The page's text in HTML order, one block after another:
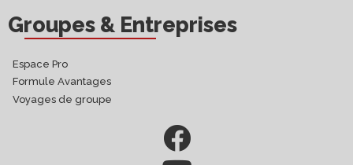
Groupes & Entreprises
Espace Pro
Formule Avantages
Voyages de groupe